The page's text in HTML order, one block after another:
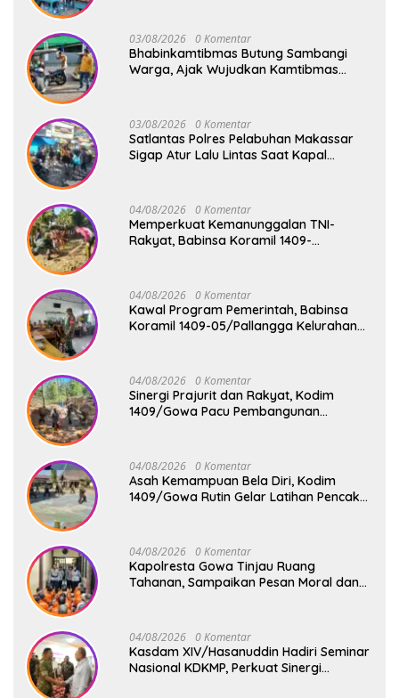
03/08/2026 0 Komentar
Bhabinkamtibmas Butung Sambangi
Warga, Ajak Wujudkan Kamtibmas
03/08/2026 0 Komentar
Satlantas Polres Pelabuhan Makassar
Sigap Atur Lalu Lintas Saat Kapal
04/08/2026 0 Komentar
Memperkuat Kemanunggalan TNI-
Rakyat, Babinsa Koramil 1409-
04/08/2026 0 Komentar
Kawal Program Pemerintah, Babinsa
Koramil 1409-05/Pallangga Kelurahan
04/08/2026 0 Komentar
Sinergi Prajurit dan Rakyat, Kodim
1409/Gowa Pacu Pembangunan
04/08/2026 0 Komentar
Asah Kemampuan Bela Diri, Kodim
1409/Gowa Rutin Gelar Latihan Pencak
04/08/2026 0 Komentar
Kapolresta Gowa Tinjau Ruang
Tahanan, Sampaikan Pesan Moral dan
04/08/2026 0 Komentar
Kasdam XIV/Hasanuddin Hadiri Seminar
Nasional KDKMP, Perkuat Sinergi